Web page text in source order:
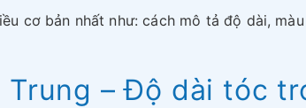
cơ bản nhất như: cách mô tả độ dài,
– Độ dài tóc